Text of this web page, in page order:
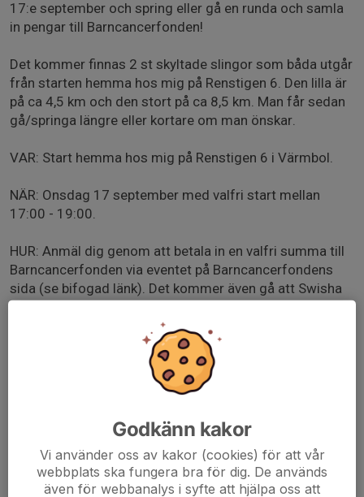
17:e september och spring eller gå en runda och samla
in pengar till Barncancerfonden!
Det kommer finnas 2 st skyltade slingor som båda utgår
från starten hemma hos mig på Renstigen 6. Den lilla är
på ca 4,5 km och den stort på ca 8,5 km. Man får sedan
gå/springa längre eller kortare om man önskar.
VAR: Start hemma hos mig på Renstigen 6 i Värmbol.
NÄR: Onsdag 17 september med valfri start mellan
17:00 - 19:00.
HUR: Anmäl dig genom att betala in en valfri summa till
Barncancerfonden via eventet på Barncancerfondens
sida (se bifogad länk). Det kommer även gå att Swisha
Man får sedan motionera på det sätt man tycker passar
sig själv bäst. Du kan gå, lunka eller springa någon av de
markerade slingorna eller välja en egen slinga om du
Loppet är ett samarbete med Julita Goif
(triathlongruppen) och LF Fastighetsförmedling.
Det kommer att finnas lite dryck och snacks vid
Godkänn kakor
Vi använder oss av kakor (cookies) för att vår
webbplats ska fungera bra för dig. De används
även för webbanalys i syfte att hjälpa oss att